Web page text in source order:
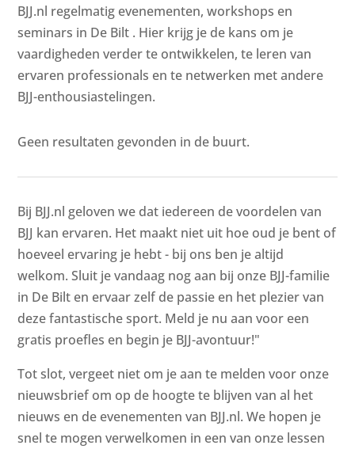
BJJ.nl regelmatig evenementen, workshops en
seminars in De Bilt . Hier krijg je de kans om je
vaardigheden verder te ontwikkelen, te leren van
ervaren professionals en te netwerken met andere
BJJ-enthousiastelingen.
Geen resultaten gevonden in de buurt.
Bij BJJ.nl geloven we dat iedereen de voordelen van
BJJ kan ervaren. Het maakt niet uit hoe oud je bent of
hoeveel ervaring je hebt - bij ons ben je altijd
welkom. Sluit je vandaag nog aan bij onze BJJ-familie
in De Bilt en ervaar zelf de passie en het plezier van
deze fantastische sport. Meld je nu aan voor een
gratis proefles en begin je BJJ-avontuur!"
Tot slot, vergeet niet om je aan te melden voor onze
nieuwsbrief om op de hoogte te blijven van al het
nieuws en de evenementen van BJJ.nl. We hopen je
snel te mogen verwelkomen in een van onze lessen